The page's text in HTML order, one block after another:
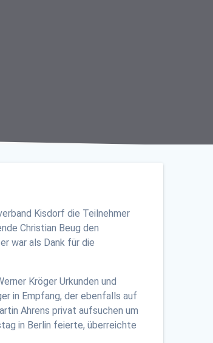
Kisdorf die Teilnehmer
Christian Beug den
war als Dank für die
Kröger Urkunden und
in Empfang, der ebenfalls auf
Ahrens privat aufsuchen um
in Berlin feierte, überreichte